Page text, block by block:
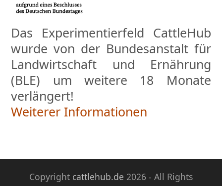
Das Experimentierfeld CattleHub
wurde von der Bundesanstalt für
Landwirtschaft und Ernährung
(BLE) um weitere 18 Monate
verlängert!
Weiterer Informationen
Copyright cattlehub.de 2026 - All Rights